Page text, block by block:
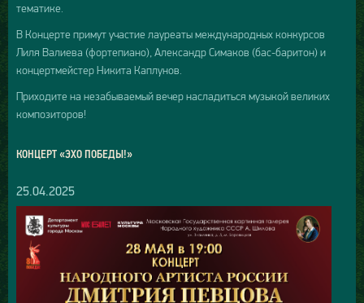
тематике.
В Концерте примут участие лауреаты международных конкурсов
Лиля Валиева (фортепиано), Александр Симаков (бас-баритон) и
концертмейстер Никита Каплунов.
Приходите на незабываемый вечер насладиться музыкой великих
композиторов!
КОНЦЕРТ «ЭХО ПОБЕДЫ!»
25.04.2025